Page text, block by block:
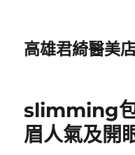
高雄君綺醫美
slimming包
眉人氣及開